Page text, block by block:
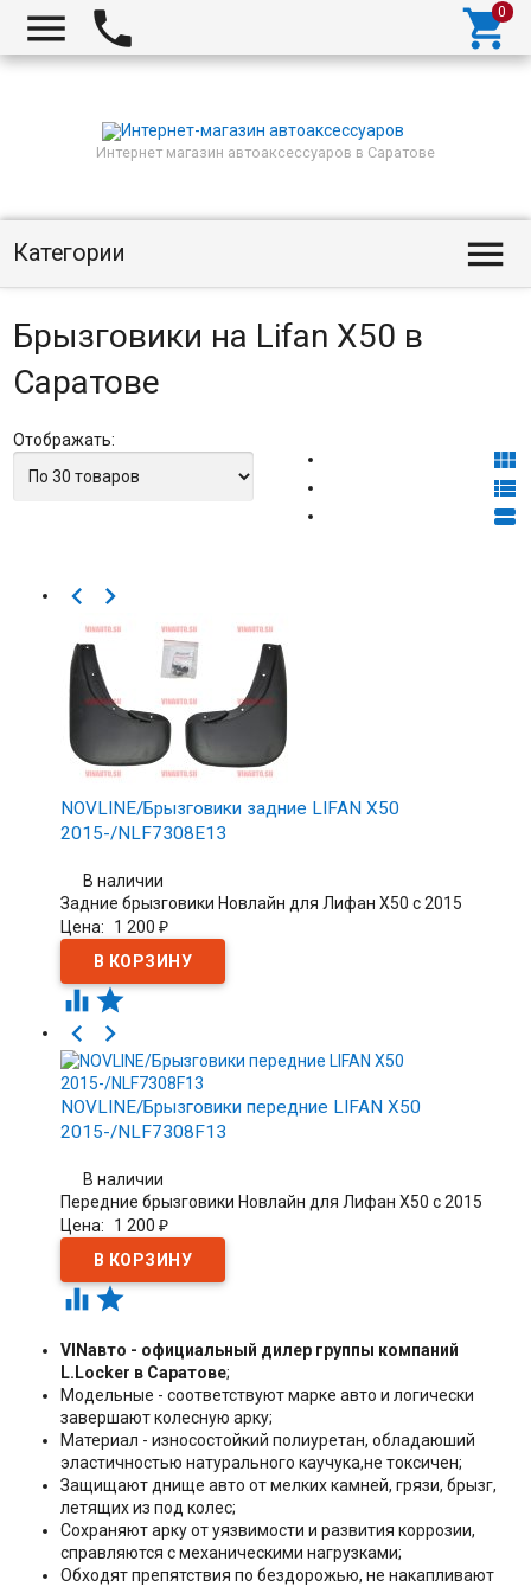
  
Интернет магазин автоаксессуаров в Саратове
Категории 
Брызговики на Lifan X50 в
Саратове
Отображать:



 
NOVLINE/Брызговики задние LIFAN X50
2015-/NLF7308E13
В наличии
Задние брызговики Новлайн для Лифан Х50 с 2015
Цена:
1 200 ₽
 


NOVLINE/Брызговики передние LIFAN X50
2015-/NLF7308F13
В наличии
Передние брызговики Новлайн для Лифан Х50 с 2015
Цена:
1 200 ₽
 
VINавто - официальный дилер группы компаний
L.Locker в Саратове;
Модельные - соответствуют марке авто и логически
завершают колесную арку;
Материал - износостойкий полиуретан, обладаюший
эластичностью натурального каучука,не токсичен;
Защищают днище авто от мелких камней, грязи, брызг,
летящих из под колес;
Сохраняют арку от уязвимости и развития коррозии,
справляются с механическими нагрузками;
Обходят препятствия по бездорожью, не накапливают